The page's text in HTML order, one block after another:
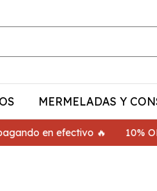
MERMELADAS Y
en efectivo 🔥 10% OFF